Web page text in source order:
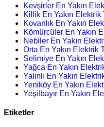
Kevşirler En Yakın
Killik En Yakın Elektrik
Kovanlık En Yakın
Kömürcüler En Yakın
Nebiler En Yakın
Orta En Yakın Elektrik
Selimiye En Yakın
Yağca En Yakın
Yalınlı En Yakın
Yeniköy En Yakın
Yeşilbayır En Yakın
Etiketler